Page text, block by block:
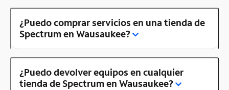
¿Puedo comprar servicios en una tienda de
Spectrum en Wausaukee?
¿Puedo devolver equipos en cualquier
tienda de Spectrum en Wausaukee?